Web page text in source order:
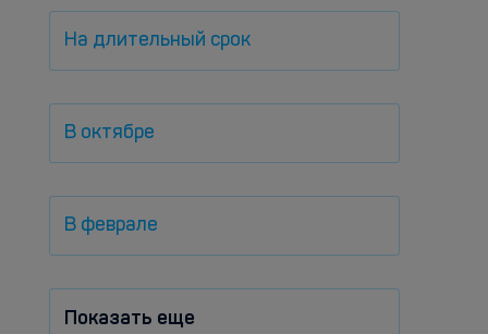
На длительный срок
В октябре
В феврале
Показать еще